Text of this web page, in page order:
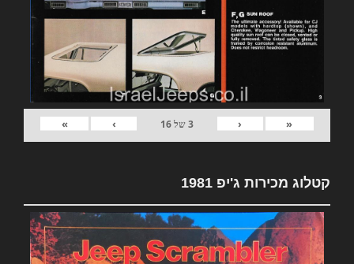
«
‹
3של16
›
»
קטלוג מכירות ג'יפ 1981